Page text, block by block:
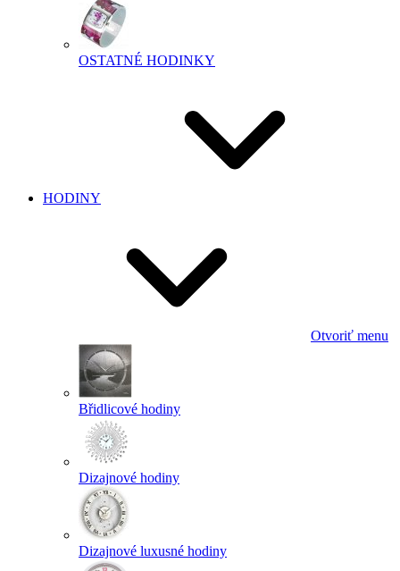
OSTATNÉ HODINKY
HODINY
Otvoriť menu
Břidlicové hodiny
Dizajnové hodiny
Dizajnové luxusné hodiny